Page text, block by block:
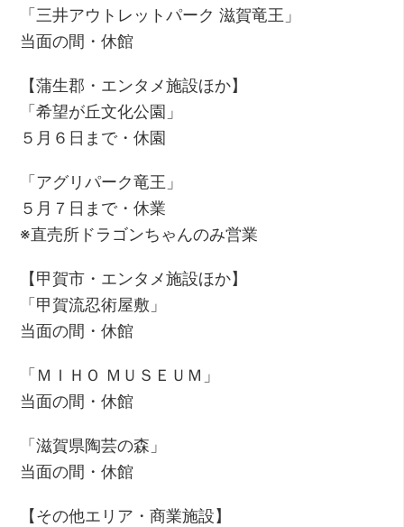
「三井アウトレットパーク 滋賀竜王」
当面の間・休館
【蒲生郡・エンタメ施設ほか】
「希望が丘文化公園」
５月６日まで・休園
「アグリパーク竜王」
５月７日まで・休業
※直売所ドラゴンちゃんのみ営業
【甲賀市・エンタメ施設ほか】
「甲賀流忍術屋敷」
当面の間・休館
「ＭＩＨＯ ＭＵＳＥＵＭ」
当面の間・休館
「滋賀県陶芸の森」
当面の間・休館
【その他エリア・商業施設】